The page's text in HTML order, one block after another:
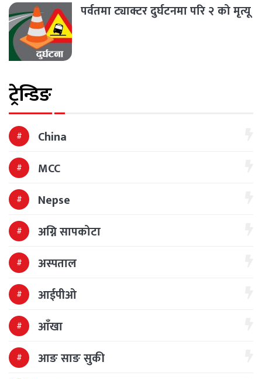
पर्वतमा ट्याक्टर दुर्घटनमा परि २ को मृत्यू
ट्रेन्डिङ
China
MCC
Nepse
अग्नि सापकोटा
अस्पताल
आईपीओ
आँखा
आङ साङ सुकी